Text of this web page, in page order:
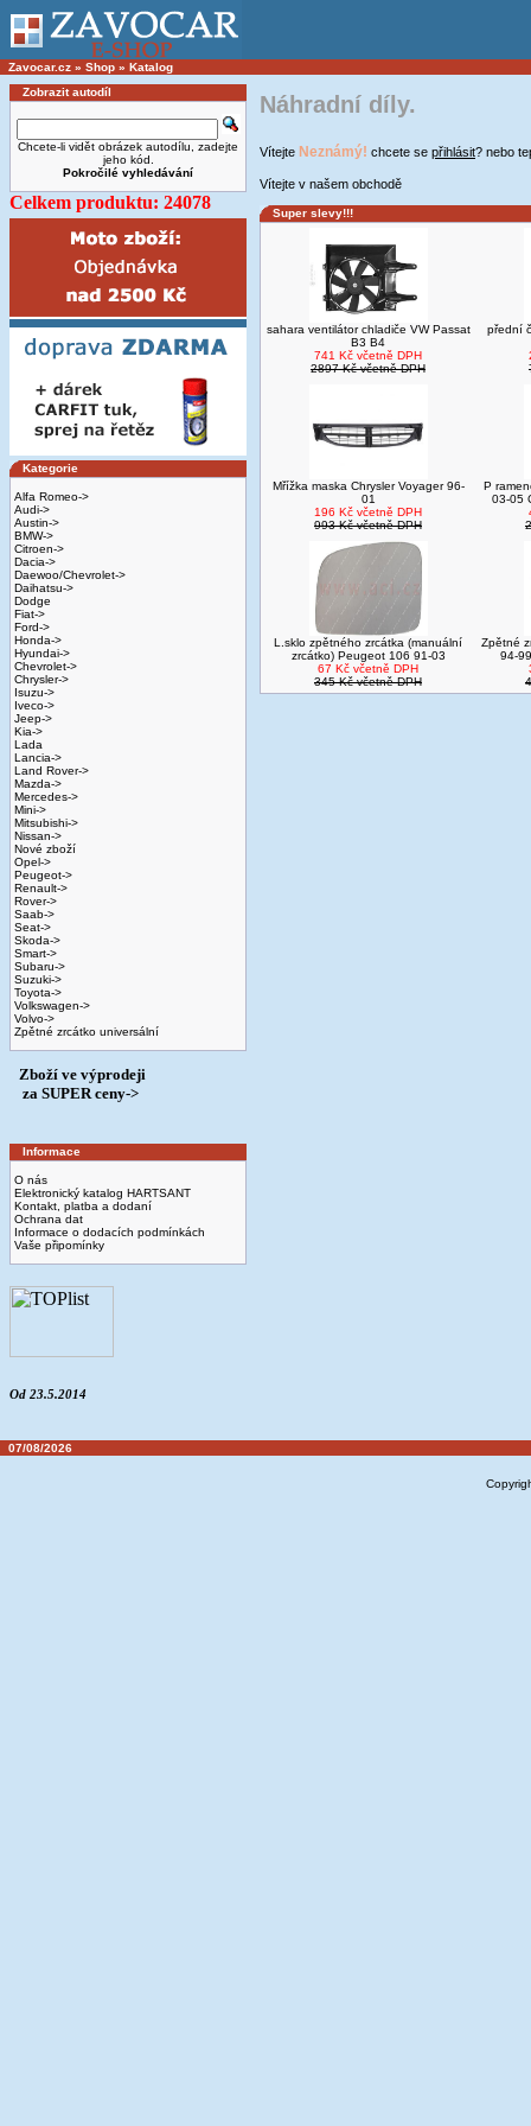
Zavocar.cz » Shop » Katalog
Zobrazit autodíl
Chcete-li vidět obrázek autodílu, zadejte
jeho kód.
Pokročilé vyhledávání
Celkem produktu: 24078
Kategorie
Alfa Romeo->
Audi->
Austin->
BMW->
Citroen->
Dacia->
Daewoo/Chevrolet->
Daihatsu->
Dodge
Fiat->
Ford->
Honda->
Hyundai->
Chevrolet->
Chrysler->
Isuzu->
Iveco->
Jeep->
Kia->
Lada
Lancia->
Land Rover->
Mazda->
Mercedes->
Mini->
Mitsubishi->
Nissan->
Nové zboží
Opel->
Peugeot->
Renault->
Rover->
Saab->
Seat->
Skoda->
Smart->
Subaru->
Suzuki->
Toyota->
Volkswagen->
Volvo->
Zpětné zrcátko universální
Zboží ve výprodeji
­ za SUPER ceny->
Informace
O nás
Elektronický katalog HARTSANT
Kontakt, platba a dodaní
Ochrana dat
Informace o dodacích podmínkách
Vaše připomínky
Od 23.5.2014
Náhradní díly.
Vítejte Neznámý! chcete se přihlásit? nebo
Vítejte v našem obchodě
Super slevy!!!
sahara ventilátor chladiče VW Passat
B3 B4
741 Kč včetně DPH
2897 Kč včetně DPH
přední
Mřížka maska Chrysler Voyager 96-
01
196 Kč včetně DPH
993 Kč včetně DPH
P
03-05
L.sklo zpětného zrcátka (manuální
zrcátko) Peugeot 106 91-03
67 Kč včetně DPH
345 Kč včetně DPH
Zpětné
94-
07/08/2026